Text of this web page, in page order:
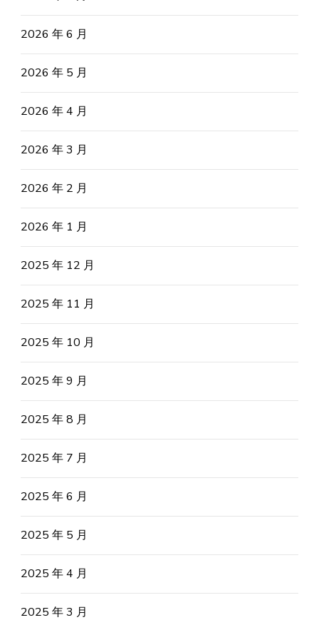
2026 年 6 月
2026 年 5 月
2026 年 4 月
2026 年 3 月
2026 年 2 月
2026 年 1 月
2025 年 12 月
2025 年 11 月
2025 年 10 月
2025 年 9 月
2025 年 8 月
2025 年 7 月
2025 年 6 月
2025 年 5 月
2025 年 4 月
2025 年 3 月